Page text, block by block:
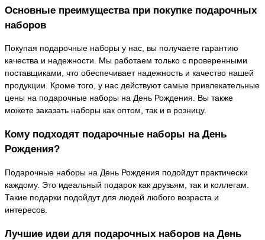
Основные преимущества при покупке подарочных
наборов
Покупая подарочные наборы у нас, вы получаете гарантию
качества и надежности. Мы работаем только с проверенными
поставщиками, что обеспечивает надежность и качество нашей
продукции. Кроме того, у нас действуют самые привлекательные
цены на подарочные наборы на День Рождения. Вы также
можете заказать наборы как оптом, так и в розницу.
Кому подходят подарочные наборы на День
Рождения?
Подарочные наборы на День Рождения подойдут практически
каждому. Это идеальный подарок как друзьям, так и коллегам.
Такие подарки подойдут для людей любого возраста и
интересов.
Лучшие идеи для подарочных наборов на День